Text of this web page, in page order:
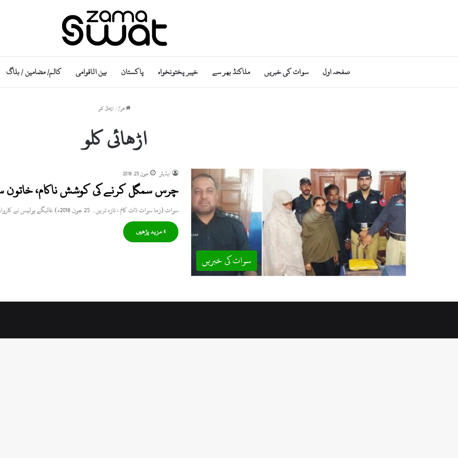
صفحہ اول سوات کی خبریں ملاکنڈ بھر سے خیبر پختونخواہ پاکستان بین الاقوامی کالم/ مضامین / بلاگ
ھوم/اڑھائی کلو
اڑھائی کلو
سوات کی خبریں
ایڈیٹر جون 25, 2018
چرس سمگل کرنے کی کوشش ناکام، خاتون
سوات (زما سوات ڈاٹ کام ، تازہ ترین۔ 25 جون 2018ء) غالیگے پولیس نے کاروائی کرتے ہوئے اعلیٰ کوالٹی کے…
» مزید پڑھیں